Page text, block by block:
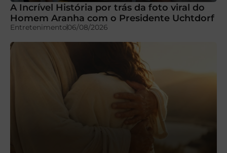
A Incrível História por trás da foto viral do
Homem Aranha com o Presidente Uchtdorf
Entretenimento06/08/2026